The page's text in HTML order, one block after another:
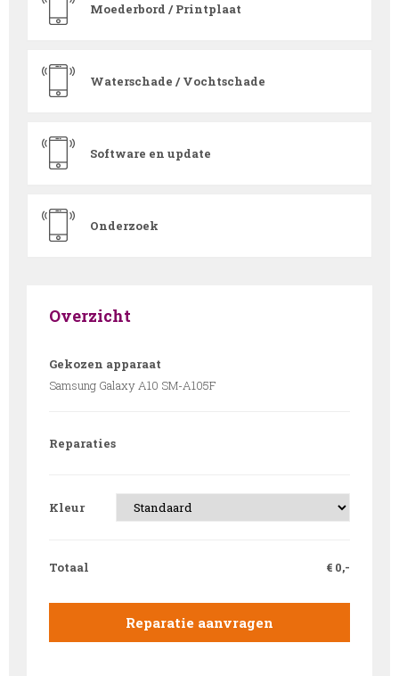
Moederbord / Printplaat
Waterschade / Vochtschade
Software en update
Onderzoek
Overzicht
Gekozen apparaat
Samsung Galaxy A10 SM-A105F
Reparaties
Kleur
Totaal € 0,-
Reparatie aanvragen